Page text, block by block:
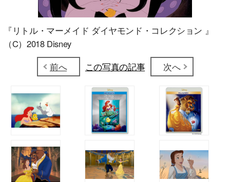
『リトル・マーメイド ダイヤモンド・コレクション 』
（C）2018 Disney
前へ
この写真の記事 次へ